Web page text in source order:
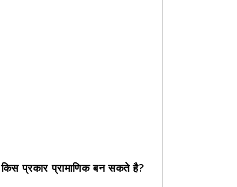
किस प्रकार प्रामाणिक बन सकते है?